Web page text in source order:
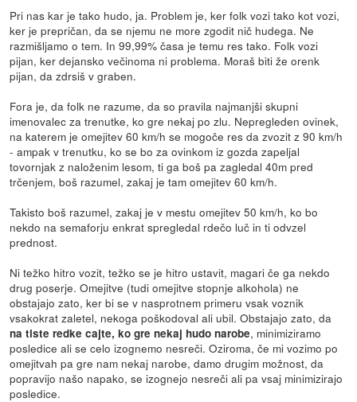
Pri nas kar je tako hudo, ja. Problem je, ker folk vozi tako kot vozi,
ker je prepričan, da se njemu ne more zgodit nič hudega. Ne
razmišljamo o tem. In 99,99% časa je temu res tako. Folk vozi
pijan, ker dejansko večinoma ni problema. Moraš biti že orenk
pijan, da zdrsiš v graben.
Fora je, da folk ne razume, da so pravila najmanjši skupni
imenovalec za trenutke, ko gre nekaj po zlu. Nepregleden ovinek,
na katerem je omejitev 60 km/h se mogoče res da zvozit z 90 km/h
- ampak v trenutku, ko se bo za ovinkom iz gozda zapeljal
tovornjak z naloženim lesom, ti ga boš pa zagledal 40m pred
trčenjem, boš razumel, zakaj je tam omejitev 60 km/h.
Takisto boš razumel, zakaj je v mestu omejitev 50 km/h, ko bo
nekdo na semaforju enkrat spregledal rdečo luč in ti odvzel
prednost.
Ni težko hitro vozit, težko se je hitro ustavit, magari če ga nekdo
drug poserje. Omejitve (tudi omejitve stopnje alkohola) ne
obstajajo zato, ker bi se v nasprotnem primeru vsak voznik
vsakokrat zaletel, nekoga poškodoval ali ubil. Obstajajo zato, da
na tiste redke cajte, ko gre nekaj hudo narobe, minimiziramo
posledice ali se celo izognemo nesreči. Oziroma, če mi vozimo po
omejitvah pa gre nam nekaj narobe, damo drugim možnost, da
popravijo našo napako, se izognejo nesreči ali pa vsaj minimizirajo
posledice.